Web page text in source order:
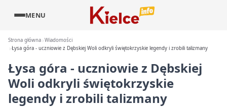
MENU
Strona główna Wiadomości
Łysa góra - uczniowie z Dębskiej Woli odkryli świętokrzyskie legendy i zrobili talizmany
Łysa góra - uczniowie z Dębskiej
Woli odkryli świętokrzyskie
legendy i zrobili talizmany